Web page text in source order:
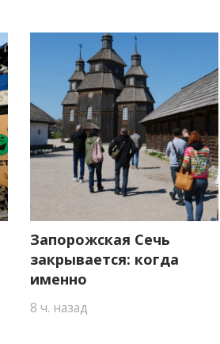
Запорожская Сечь
закрывается: когда
именно
8 ч. назад